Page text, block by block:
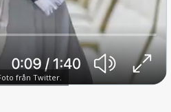
från Twitter.